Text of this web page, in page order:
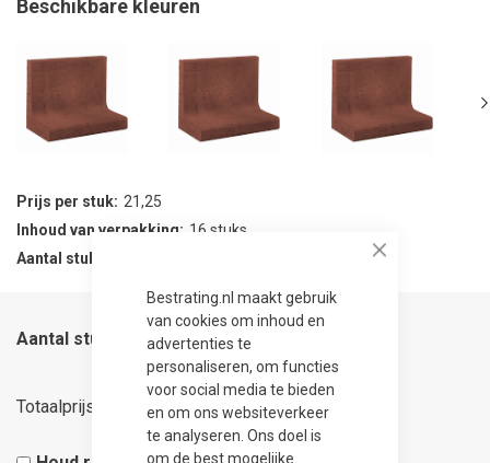
Bestrating.nl maakt gebruik
van cookies om inhoud en
advertenties te
personaliseren, om functies
voor social media te bieden
en om ons websiteverkeer
te analyseren. Ons doel is
om de best mogelijke
Beschikbare kleuren
Prijs per stuk
21,25
Inhoud van verpakking
16 stuks
Aantal stuks per verpakking
Aantal stuks
Totaalprijs 21,25